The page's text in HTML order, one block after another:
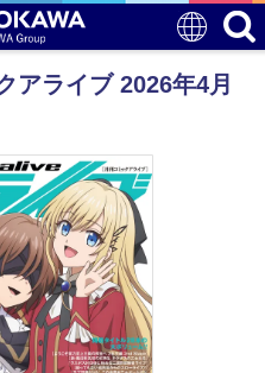
アライブ 2026年4月